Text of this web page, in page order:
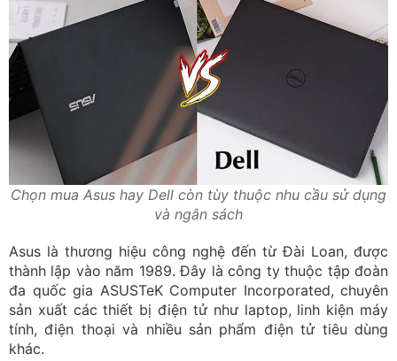
Chọn mua Asus hay Dell còn tùy thuộc nhu cầu sử dụng
và ngân sách
Asus là thương hiệu công nghệ đến từ Đài Loan, được
thành lập vào năm 1989. Đây là công ty thuộc tập đoàn
đa quốc gia ASUSTeK Computer Incorporated, chuyên
sản xuất các thiết bị điện tử như laptop, linh kiện máy
tính, điện thoại và nhiều sản phẩm điện tử tiêu dùng
khác.